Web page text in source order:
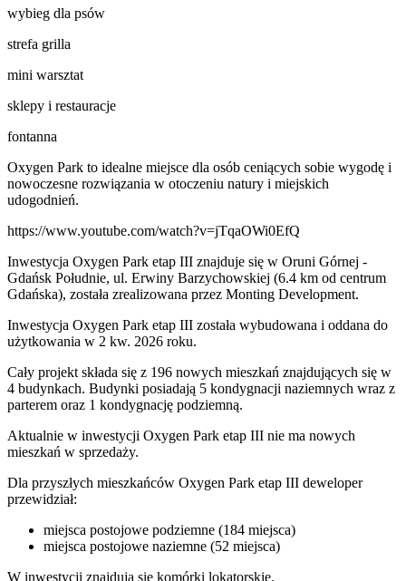
wybieg dla psów
strefa grilla
mini warsztat
sklepy i restauracje
fontanna
Oxygen Park to idealne miejsce dla osób ceniących sobie wygodę i
nowoczesne rozwiązania w otoczeniu natury i miejskich
udogodnień.
https://www.youtube.com/watch?v=jTqaOWi0EfQ
Inwestycja Oxygen Park etap III znajduje się w Oruni Górnej -
Gdańsk Południe, ul. Erwiny Barzychowskiej (6.4 km od centrum
Gdańska), została zrealizowana przez Monting Development.
Inwestycja Oxygen Park etap III została wybudowana i oddana do
użytkowania w 2 kw. 2026 roku.
Cały projekt składa się z 196 nowych mieszkań znajdujących się w
4 budynkach. Budynki posiadają 5 kondygnacji naziemnych wraz z
parterem oraz 1 kondygnację podziemną.
Aktualnie w inwestycji Oxygen Park etap III nie ma nowych
mieszkań w sprzedaży.
Dla przyszłych mieszkańców Oxygen Park etap III deweloper
przewidział:
miejsca postojowe podziemne (184 miejsca)
miejsca postojowe naziemne (52 miejsca)
W inwestycji znajdują się komórki lokatorskie.